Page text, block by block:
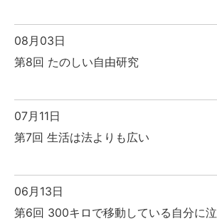
08月03日
第8回 たのしい自由研究
07月11日
第7回 生活は法よりも広い
06月13日
第6回 300キロで移動している自分に